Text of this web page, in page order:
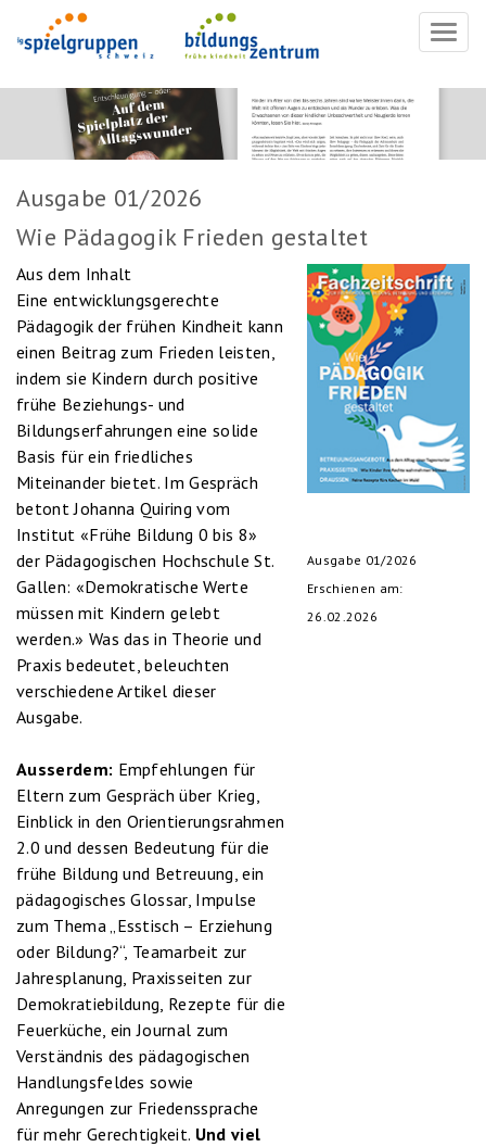
Ausgabe 01/2026
Wie Pädagogik Frieden gestaltet
Aus dem Inhalt
Eine entwicklungsgerechte
Pädagogik der frühen Kindheit kann
einen Beitrag zum Frieden leisten,
indem sie Kindern durch positive
frühe Beziehungs- und
Bildungserfahrungen eine solide
Basis für ein friedliches
Miteinander bietet. Im Gespräch
betont Johanna Quiring vom
Institut «Frühe Bildung 0 bis 8»
der Pädagogischen Hochschule St.
Gallen: «Demokratische Werte
müssen mit Kindern gelebt
werden.» Was das in Theorie und
Praxis bedeutet, beleuchten
verschiedene Artikel dieser
Ausgabe.
Ausserdem: Empfehlungen für
Eltern zum Gespräch über Krieg,
Einblick in den Orientierungsrahmen
2.0 und dessen Bedeutung für die
frühe Bildung und Betreuung, ein
pädagogisches Glossar, Impulse
zum Thema „Esstisch – Erziehung
oder Bildung?“, Teamarbeit zur
Jahresplanung, Praxisseiten zur
Demokratiebildung, Rezepte für die
Feuerküche, ein Journal zum
Verständnis des pädagogischen
Handlungsfeldes sowie
Anregungen zur Friedenssprache
für mehr Gerechtigkeit. Und viel
Ausgabe 01/2026
Erschienen am:
26.02.2026